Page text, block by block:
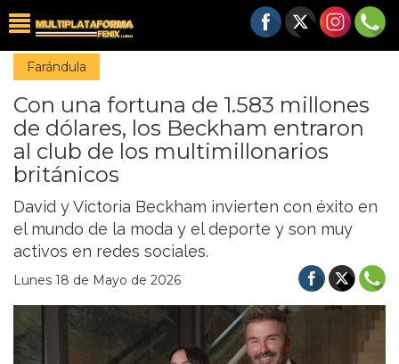
Farándula
Con una fortuna de 1.583 millones
de dólares, los Beckham entraron
al club de los multimillonarios
británicos
David y Victoria Beckham invierten con éxito en
el mundo de la moda y el deporte y son muy
activos en redes sociales.
Lunes 18 de Mayo de 2026